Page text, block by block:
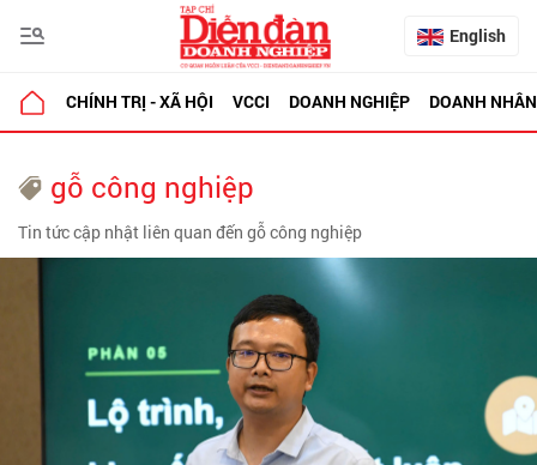
English
CHÍNH TRỊ - XÃ HỘI VCCI DOANH NGHIỆP DOANH NHÂN
gỗ công nghiệp
Tin tức cập nhật liên quan đến gỗ công nghiệp